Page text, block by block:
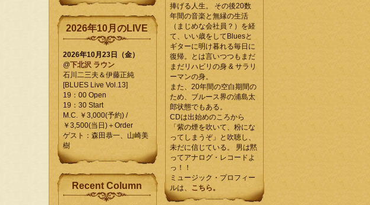
2026年10月のLIVE
2026年10月23日（金）
@下北沢 ラウン
石川二三夫＆伊藤正純
[BLUES Live Vol.13]
19：00 Open
19：30 Start
M.C. ￥3,000(予約) /
￥3,500(当日)＋Order
ゲスト：森田恭一、山崎美
樹
Recent Column
捧げる人生。 その後20数
年間の音楽と無縁の生活
（まじめな会社員？）を経
て、いい歳をしてBluesと
ギターに明け暮れる毎日に
復帰。とは言いつつもまだ
まだリハビリの身 & サラリ
ーマンの身。
また、20年間の空白期間の
ため、ブルース界の浦島太
郎状態でもある。
CDは出始めのころから
「紫の煙を吹いて、粉にな
ってしまうぞ」と吹聴し、
未だに信じている。 男は黙
ってアナログ・レコードよ
っ！！
ミュージック・プロフィー
ルは、 こちら。